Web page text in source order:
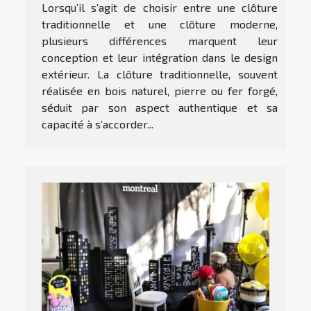
Lorsqu’il s’agit de choisir entre une clôture
traditionnelle et une clôture moderne,
plusieurs différences marquent leur
conception et leur intégration dans le design
extérieur. La clôture traditionnelle, souvent
réalisée en bois naturel, pierre ou fer forgé,
séduit par son aspect authentique et sa
capacité à s’accorder...